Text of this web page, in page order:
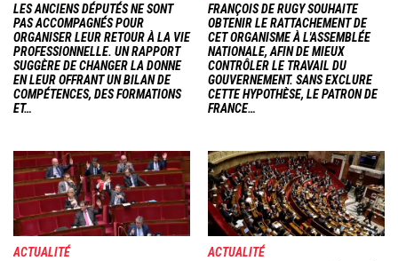
LES ANCIENS DÉPUTÉS NE SONT
PAS ACCOMPAGNÉS POUR
ORGANISER LEUR RETOUR À LA VIE
PROFESSIONNELLE. UN RAPPORT
SUGGÈRE DE CHANGER LA DONNE
EN LEUR OFFRANT UN BILAN DE
COMPÉTENCES, DES FORMATIONS
ET…
FRANÇOIS DE RUGY SOUHAITE
OBTENIR LE RATTACHEMENT DE
CET ORGANISME À L'ASSEMBLÉE
NATIONALE, AFIN DE MIEUX
CONTRÔLER LE TRAVAIL DU
GOUVERNEMENT. SANS EXCLURE
CETTE HYPOTHÈSE, LE PATRON DE
FRANCE…
Image
ACTUALITÉ
Image
ACTUALITÉ